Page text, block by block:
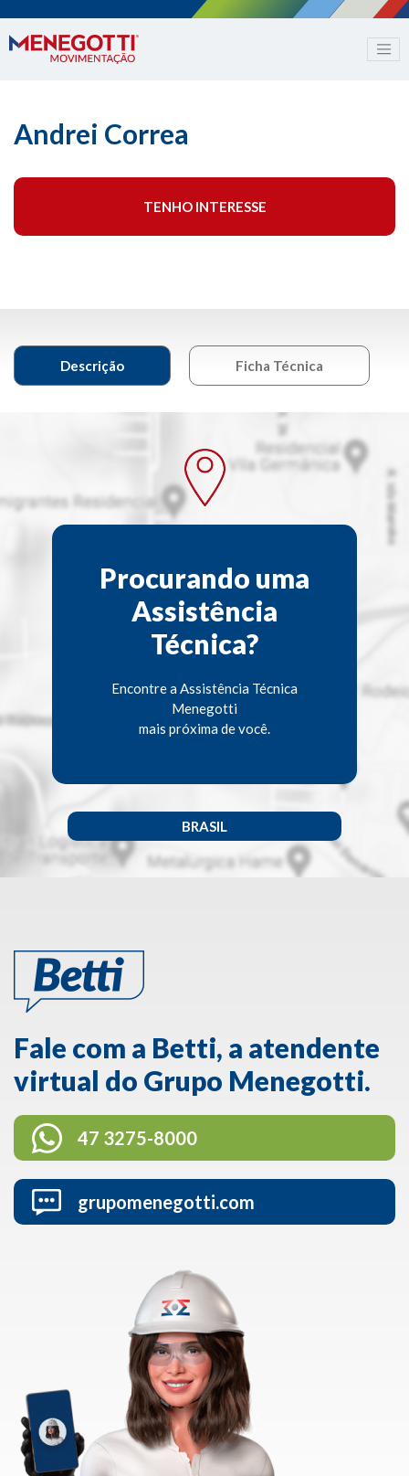
Andrei Correa
TENHO INTERESSE
Descrição Ficha Técnica
Procurando uma
Assistência
Técnica?
Encontre a Assistência Técnica
Menegotti
mais próxima de você.
BRASIL
Fale com a Betti, a atendente
virtual do Grupo Menegotti.
47 3275-8000
grupomenegotti.com